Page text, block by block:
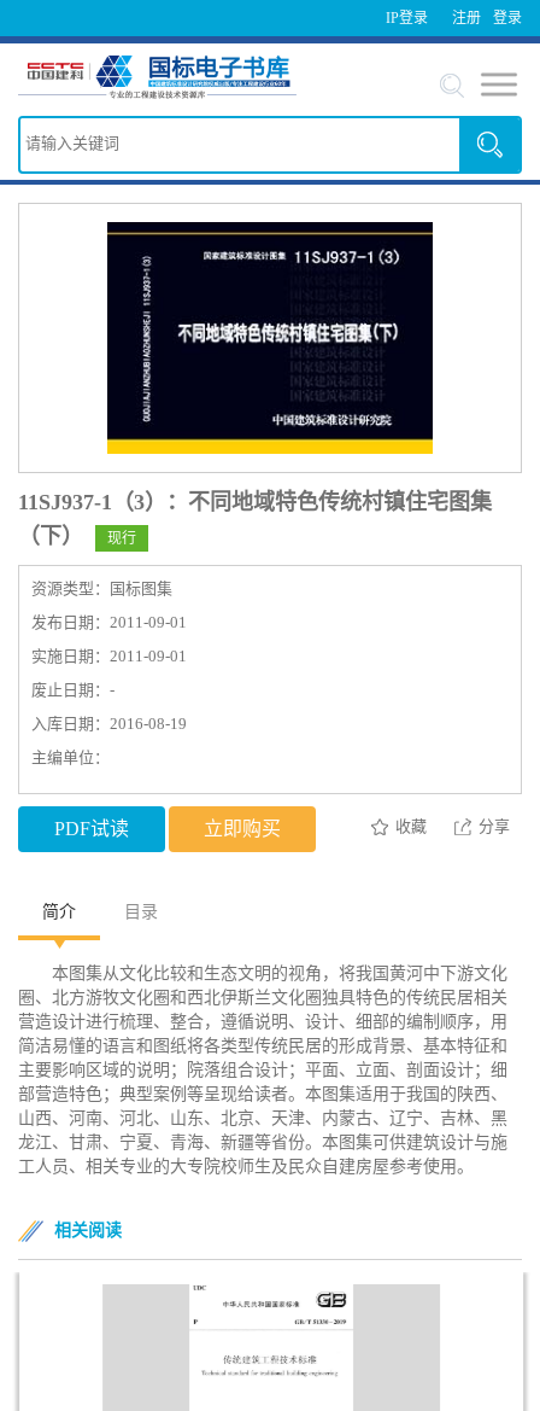
IP登录 登录
注册
11SJ937-1（3）：不同地域特色传统村镇住宅图集
（下）
现行
资源类型：国标图集
发布日期：2011-09-01
实施日期：2011-09-01
废止日期：-
入库日期：2016-08-19
主编单位：
PDF试读 立即购买 收藏 分享
简介 目录
本图集从文化比较和生态文明的视角，将我国黄河中下游文化
圈、北方游牧文化圈和西北伊斯兰文化圈独具特色的传统民居相关
营造设计进行梳理、整合，遵循说明、设计、细部的编制顺序，用
简洁易懂的语言和图纸将各类型传统民居的形成背景、基本特征和
主要影响区域的说明；院落组合设计；平面、立面、剖面设计；细
部营造特色；典型案例等呈现给读者。本图集适用于我国的陕西、
山西、河南、河北、山东、北京、天津、内蒙古、辽宁、吉林、黑
龙江、甘肃、宁夏、青海、新疆等省份。本图集可供建筑设计与施
工人员、相关专业的大专院校师生及民众自建房屋参考使用。
相关阅读